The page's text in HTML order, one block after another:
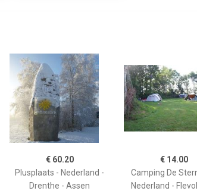
€ 60.20
Plusplaats - Nederland -
Drenthe - Assen
€ 14.00
Camping De
Nederland -